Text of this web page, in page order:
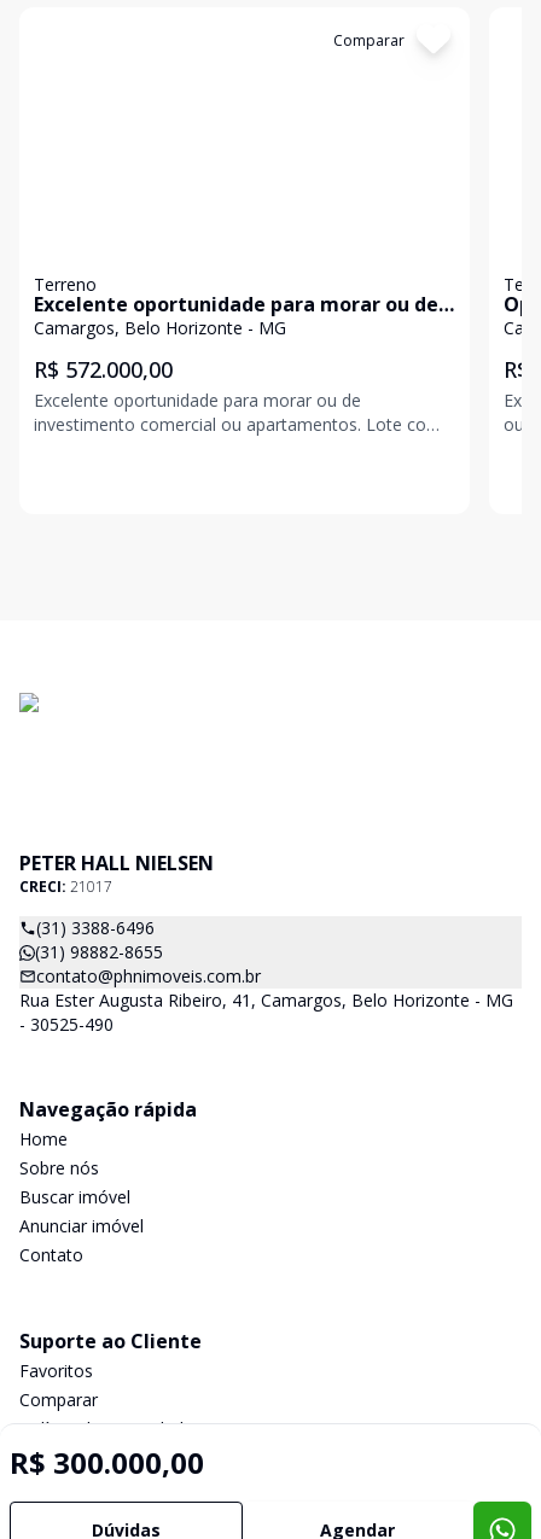
Comparar
Terreno
Excelente oportunidade para morar ou de
investimento comercial ou apartamentos.
Camargos, Belo Horizonte - MG
R$ 572.000,00
Excelente oportunidade para morar ou de
investimento comercial ou apartamentos. Lote com
R$
ou
R$ 300.000,00
Dúvidas Agendar
PETER HALL NIELSEN
CRECI: 21017
(31) 3388-6496
(31) 98882-8655
contato@phnimoveis.com.br
Rua Ester Augusta Ribeiro, 41, Camargos, Belo Horizonte - MG
- 30525-490
Navegação rápida
Home
Sobre nós
Buscar imóvel
Anunciar imóvel
Contato
Suporte ao Cliente
Favoritos
Comparar
Política de privacidade
Imobiliária Certificada: